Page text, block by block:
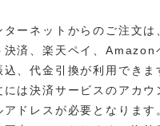
ターネットからのご注文は
決済、楽天ペイ、Amazon
込、代金引換が利用でき
には決済サービスのアカウ
アドレスが必要となります